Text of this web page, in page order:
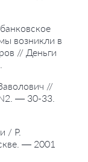
возникли в
// Деньги
//
— 30-33.
/ Р.
— 2001